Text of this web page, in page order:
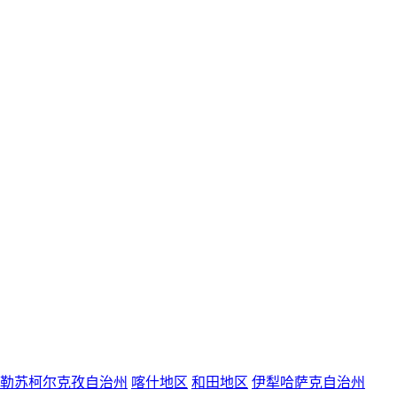
苏柯尔克孜自治州 喀什地区 和田地区 伊犁哈萨克自治州